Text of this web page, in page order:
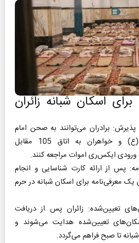
اسکان شبانه زائران
برادران می‌توانند به صحن امام
حسن مجتبی (ع) و خواهران به اتاق 105 مقابل
ورودی ایکس‌ری اموات مراجعه کنند.
پس از ارائه کارت شناسایی و انجام
یک معرفی‌نامه برای اسکان شبانه در حرم
تعیین‌شده: زائران پس از دریافت
تعیین‌شده هدایت می‌شوند و
تا صبح فراهم می‌گردد.